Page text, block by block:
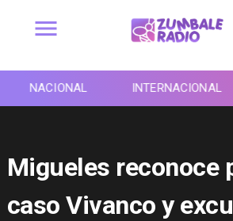
NACIONAL INTERNACIONAL
Migueles reconoce
caso Vivanco y